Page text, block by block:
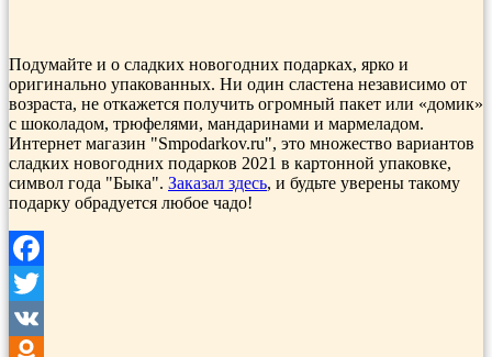
Подумайте и о сладких новогодних подарках, ярко и
оригинально упакованных. Ни один сластена независимо от
возраста, не откажется получить огромный пакет или «домик»
с шоколадом, трюфелями, мандаринами и мармеладом.
Интернет магазин "Smpodarkov.ru", это множество вариантов
сладких новогодних подарков 2021 в картонной упаковке,
символ года "Быка". Заказал здесь, и будьте уверены такому
подарку обрадуется любое чадо!
Facebook
Twitter
VK